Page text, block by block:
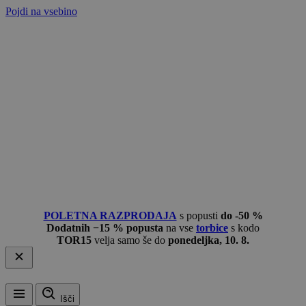
Pojdi na vsebino
POLETNA RAZPRODAJA s popusti do -50 %
Dodatnih −15 % popusta na vse torbice s kodo
TOR15 velja samo še do ponedeljka, 10. 8.
Išči